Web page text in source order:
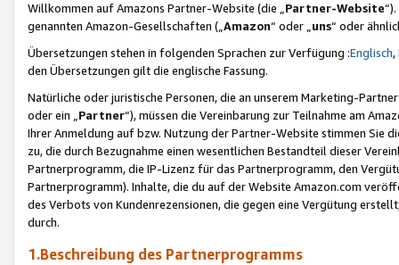
Willkommen auf Amazons Partner-Website (die „Partner-Website
genannten Amazon-Gesellschaften („Amazon“ oder „uns“ oder
Übersetzungen stehen in folgenden Sprachen zur Verfügung :Englisch,
den Übersetzungen gilt die englische Fassung.
Natürliche oder juristische Personen, die an unserem Marketing-
oder ein „Partner“), müssen die Vereinbarung zur Teilnahme am
Ihrer Anmeldung auf bzw. Nutzung der Partner-Website stimmen Sie
zu, die durch Bezugnahme einen wesentlichen Bestandteil dieser
Partnerprogramm, die IP-Lizenz für das Partnerprogramm, den
Partnerprogramm). Inhalte, die du auf der Website Amazon.com
des Verbots von Kundenrezensionen, die gegen eine Vergütung
durch.
1.Beschreibung des Partnerprogramms